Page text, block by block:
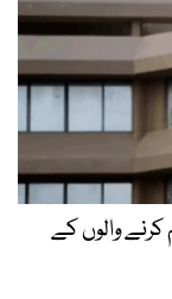
کرنے والوں کے